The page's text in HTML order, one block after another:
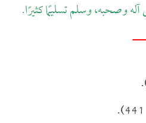
آله وصحبه، وسلم تسليمًا كثيرًا.